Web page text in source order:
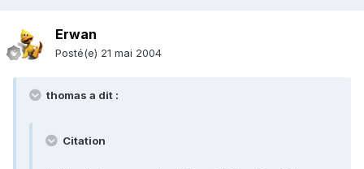
Erwan
Posté(e) 21 mai 2004
thomas a dit :
Citation